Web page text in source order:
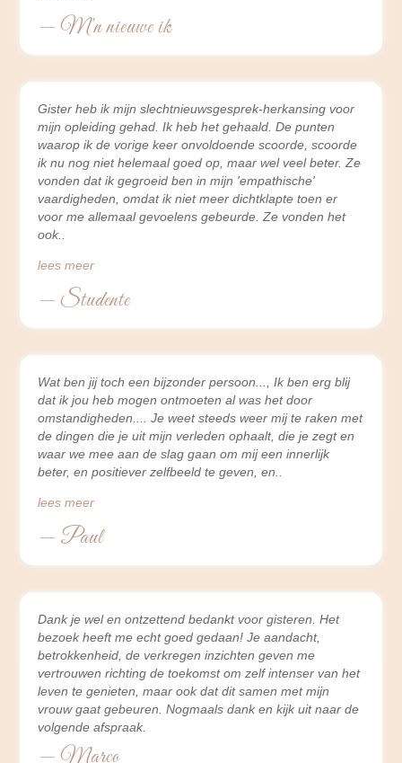
— M'n nieuwe ik
Gister heb ik mijn slechtnieuwsgesprek-herkansing voor
mijn opleiding gehad. Ik heb het gehaald. De punten
waarop ik de vorige keer onvoldoende scoorde, scoorde
ik nu nog niet helemaal goed op, maar wel veel beter. Ze
vonden dat ik gegroeid ben in mijn 'empathische'
vaardigheden, omdat ik niet meer dichtklapte toen er
voor me allemaal gevoelens gebeurde. Ze vonden het
ook
lees meer
— Studente
Wat ben jij toch een bijzonder persoon..., Ik ben erg blij
dat ik jou heb mogen ontmoeten al was het door
omstandigheden.... Je weet steeds weer mij te raken met
de dingen die je uit mijn verleden ophaalt, die je zegt en
waar we mee aan de slag gaan om mij een innerlijk
beter, en positiever zelfbeeld te geven, en
lees meer
— Paul
Dank je wel en ontzettend bedankt voor gisteren. Het
bezoek heeft me echt goed gedaan! Je aandacht,
betrokkenheid, de verkregen inzichten geven me
vertrouwen richting de toekomst om zelf intenser van het
leven te genieten, maar ook dat dit samen met mijn
vrouw gaat gebeuren. Nogmaals dank en kijk uit naar de
volgende afspraak.
— Marco